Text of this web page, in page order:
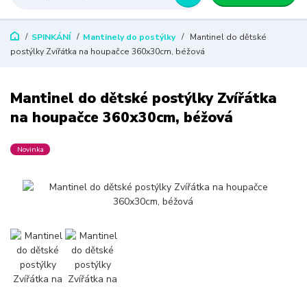
SPINKÁNÍ Mantinely do postýlky
Mantinel do dětské
postýlky Zvířátka na houpačce 360x30cm, béžová
Mantinel do dětské postýlky Zvířátka
na houpačce 360x30cm, béžová
Novinka